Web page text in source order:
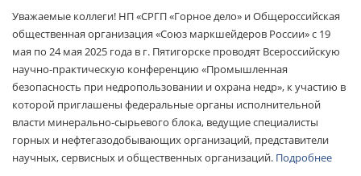
Уважаемые коллеги! НП «СРГП «Горное дело» и Общероссийская
общественная организация «Союз маркшейдеров России» с 19
мая по 24 мая 2025 года в г. Пятигорске проводят Всероссийскую
научно-практическую конференцию «Промышленная
безопасность при недропользовании и охрана недр», к участию в
которой приглашены федеральные органы исполнительной
власти минерально-сырьевого блока, ведущие специалисты
горных и нефтегазодобывающих организаций, представители
научных, сервисных и общественных организаций. Подробнее